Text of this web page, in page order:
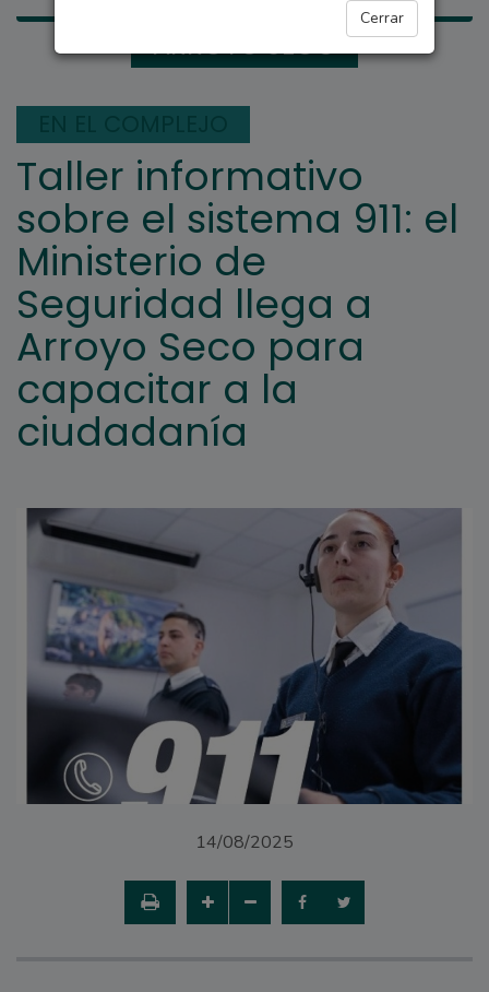
Cerrar
ARROYO SECO
Taller informativo
sobre el sistema 911: el
Ministerio de
Seguridad llega a
Arroyo Seco para
capacitar a la
ciudadanía
14/08/2025